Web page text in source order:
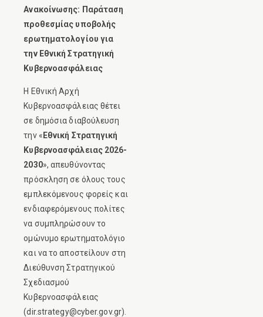
Ανακοίνωσης: Παράταση
προθεσμίας υποβολής
ερωτηματολογίου για
την Εθνική Στρατηγική
Κυβερνοασφάλειας
Η Εθνική Αρχή
Κυβερνοασφάλειας θέτει
σε δημόσια διαβούλευση
την « Εθνική Στρατηγική
Κυβερνοασφάλειας 2026-
2030», απευθύνοντας
πρόσκληση σε όλους τους
εμπλεκόμενους φορείς και
ενδιαφερόμενους πολίτες
να συμπληρώσουν το
ομώνυμο ερωτηματολόγιο
και να το αποστείλουν στη
Διεύθυνση Στρατηγικού
Σχεδιασμού
Κυβερνοασφάλειας
(dir.strategy@cyber.gov.gr).